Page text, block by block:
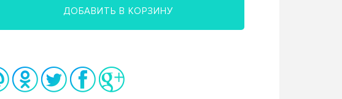
ДОБАВИТЬ В КОРЗИНУ